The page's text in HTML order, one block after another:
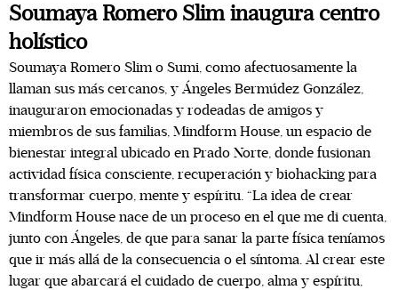
Soumaya Romero Slim inaugura centro
holístico
Soumaya Romero Slim o Sumi, como afectuosamente la
llaman sus más cercanos, y Ángeles Bermúdez González,
inauguraron emocionadas y rodeadas de amigos y
miembros de sus familias, Mindform House, un espacio de
bienestar integral ubicado en Prado Norte, donde fusionan
actividad física consciente, recuperación y biohacking para
transformar cuerpo, mente y espíritu. “La idea de crear
Mindform House nace de un proceso en el que me di cuenta,
junto con Ángeles, de que para sanar la parte física teníamos
que ir más allá de la consecuencia o el síntoma. Al crear este
lugar que abarcará el cuidado de cuerpo, alma y espíritu,